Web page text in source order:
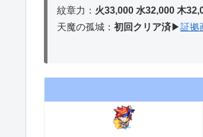
紋章力： 火33,000 水32,000 木32,
天魔の孤城： 初回クリア済▶︎証拠